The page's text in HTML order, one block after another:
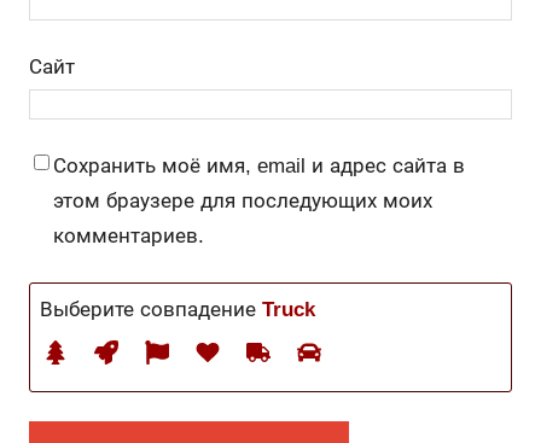
Сайт
Сохранить моё имя, email и адрес сайта в
этом браузере для последующих моих
комментариев.
Выберите совпадение Truck